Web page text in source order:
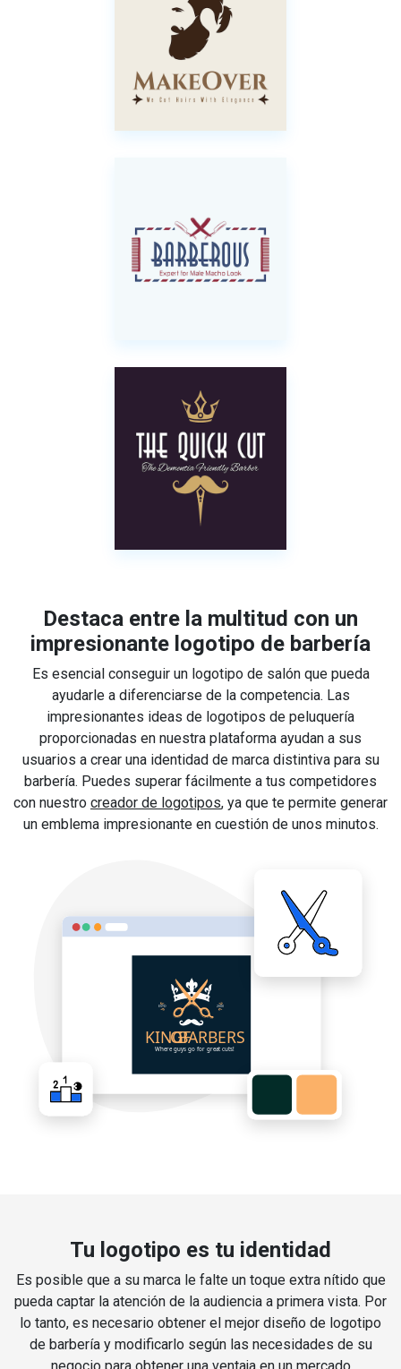
Destaca entre la multitud con un
impresionante logotipo de barbería
Es esencial conseguir un logotipo de salón que pueda
ayudarle a diferenciarse de la competencia. Las
impresionantes ideas de logotipos de peluquería
proporcionadas en nuestra plataforma ayudan a sus
usuarios a crear una identidad de marca distintiva para su
barbería. Puedes superar fácilmente a tus competidores
con nuestro creador de logotipos, ya que te permite generar
un emblema impresionante en cuestión de unos minutos.
Tu logotipo es tu identidad
Es posible que a su marca le falte un toque extra nítido que
pueda captar la atención de la audiencia a primera vista. Por
lo tanto, es necesario obtener el mejor diseño de logotipo
de barbería y modificarlo según las necesidades de su